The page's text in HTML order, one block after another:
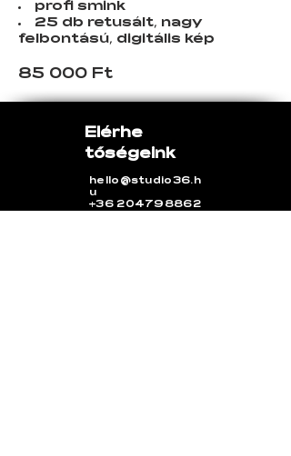
profi smink
25 db retusált, nagy
felbontású, digitális kép
85 000 Ft
Elérhe​
tőségeink
hello@studio36.h
u
+36 204798862